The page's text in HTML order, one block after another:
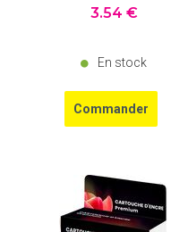
3.54 €
En stock